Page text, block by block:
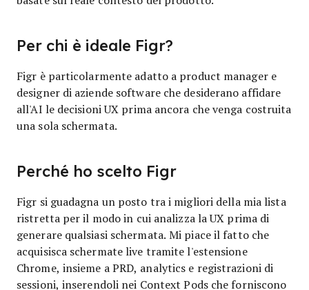
Per chi è ideale Figr?
Figr è particolarmente adatto a product manager e
designer di aziende software che desiderano affidare
all'AI le decisioni UX prima ancora che venga costruita
una sola schermata.
Perché ho scelto Figr
Figr si guadagna un posto tra i migliori della mia lista
ristretta per il modo in cui analizza la UX prima di
generare qualsiasi schermata. Mi piace il fatto che
acquisisca schermate live tramite l'estensione
Chrome, insieme a PRD, analytics e registrazioni di
sessioni, inserendoli nei Context Pods che forniscono